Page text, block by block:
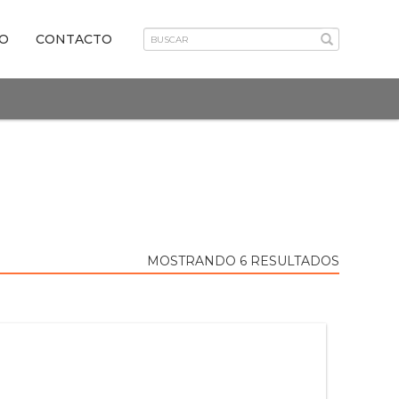
CONTACTO
MOSTRANDO 6 RESULTADOS